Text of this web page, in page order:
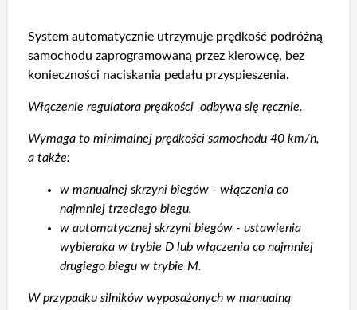
System automatycznie utrzymuje prędkość podróżną
samochodu zaprogramowaną przez kierowcę, bez
konieczności naciskania pedału przyspieszenia.
Włączenie regulatora prędkości odbywa się ręcznie.
Wymaga to minimalnej prędkości samochodu 40 km/h,
a także:
w manualnej skrzyni biegów - włączenia co
najmniej trzeciego biegu,
w automatycznej skrzyni biegów - ustawienia
wybieraka w trybie D lub włączenia co najmniej
drugiego biegu w trybie M.
W przypadku silników wyposażonych w manualną